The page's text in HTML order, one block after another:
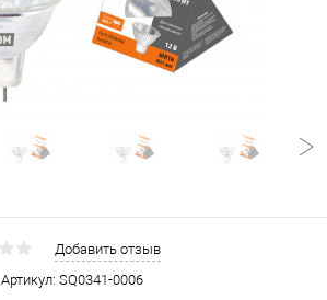
Добавить отзыв
Артикул: SQ0341-0006